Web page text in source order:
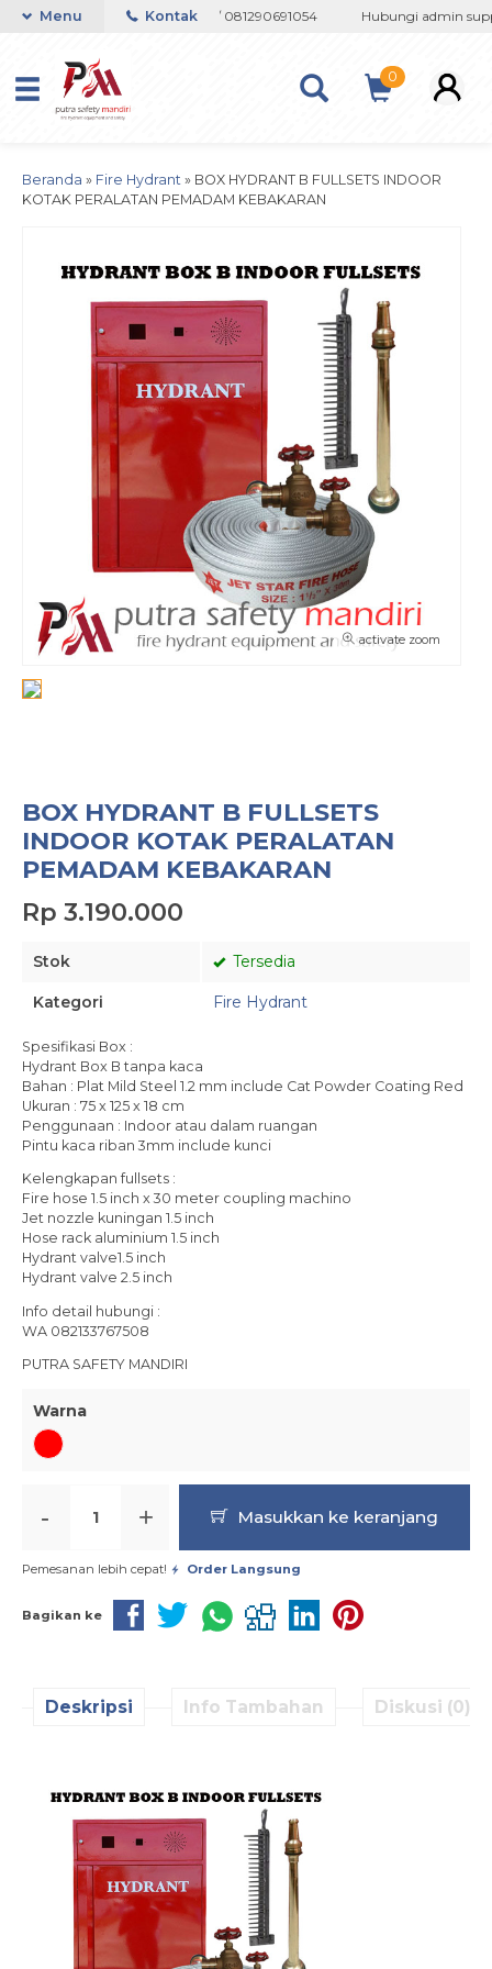
/ 081237364201 / 081290691054 Hubungi admin
Menu Kontak
0
Beranda » Fire Hydrant » BOX HYDRANT B FULLSETS INDOOR
KOTAK PERALATAN PEMADAM KEBAKARAN
activate zoom
BOX HYDRANT B FULLSETS
INDOOR KOTAK PERALATAN
PEMADAM KEBAKARAN
Rp 3.190.000
Stok Tersedia
Kategori Fire Hydrant
Spesifikasi Box :
Hydrant Box B tanpa kaca
Bahan : Plat Mild Steel 1.2 mm include Cat Powder Coating Red
Ukuran : 75 x 125 x 18 cm
Penggunaan : Indoor atau dalam ruangan
Pintu kaca riban 3mm include kunci
Kelengkapan fullsets :
Fire hose 1.5 inch x 30 meter coupling machino
Jet nozzle kuningan 1.5 inch
Hose rack aluminium 1.5 inch
Hydrant valve1.5 inch
Hydrant valve 2.5 inch
Info detail hubungi :
WA 082133767508
PUTRA SAFETY MANDIRI
Warna
- + Masukkan ke keranjang
Pemesanan lebih cepat! Order Langsung
Bagikan ke
Deskripsi Info Tambahan Diskusi (0)